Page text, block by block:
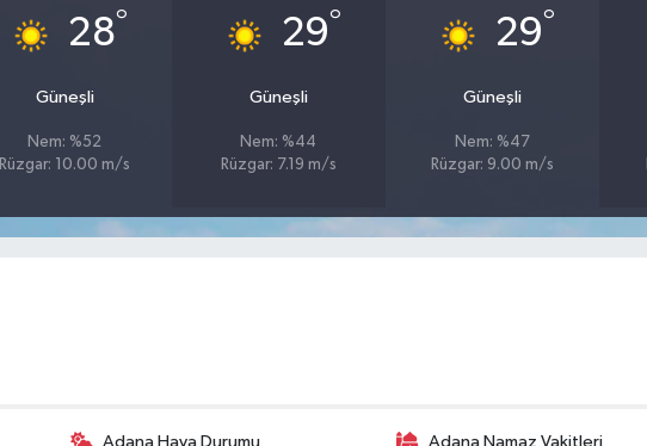
28°
Güneşli
Nem: %52
Rüzgar: 10.00 m/s
29°
Güneşli
Nem: %44
Rüzgar: 7.19 m/s
29°
Güneşli
Nem: %47
Rüzgar: 9.00 m/s
Adana Hava Durumu Adana Namaz Vakitleri